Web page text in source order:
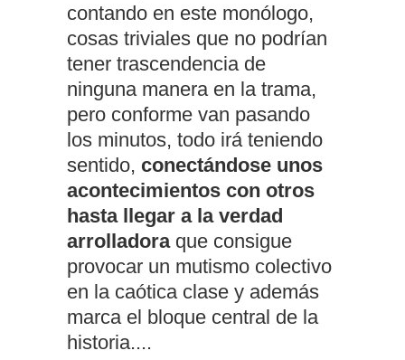
contando en este monólogo,
cosas triviales que no podrían
tener trascendencia de
ninguna manera en la trama,
pero conforme van pasando
los minutos, todo irá teniendo
sentido, conectándose unos
acontecimientos con otros
hasta llegar a la verdad
arrolladoraque consigue
provocar un mutismo colectivo
en la caótica clase y además
marca el bloque central de la
historia....